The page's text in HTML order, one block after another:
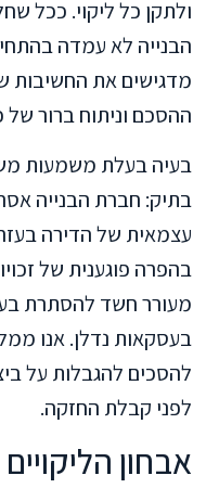
ולתקן כל ליקוי. ככל
הבנייה לא עמדה
מדגישים את החשיבות
ההסכם וניתוח ברור של
בעיה בעלת משמעות
בתיק: חברת הבנייה
עצמאית של הדירה
בהפרה פוגענית של
מעורר חשד להסתרת
בעסקאות נדלן. אנו
להסכים להגבלות על
לפני קבלת החזקה.
אבחון